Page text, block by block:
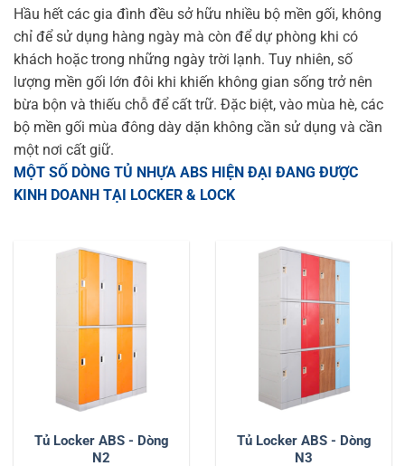
Hầu hết các gia đình đều sở hữu nhiều bộ mền gối, không
chỉ để sử dụng hàng ngày mà còn để dự phòng khi có
khách hoặc trong những ngày trời lạnh. Tuy nhiên, số
lượng mền gối lớn đôi khi khiến không gian sống trở nên
bừa bộn và thiếu chỗ để cất trữ. Đặc biệt, vào mùa hè, các
bộ mền gối mùa đông dày dặn không cần sử dụng và cần
một nơi cất giữ.
MỘT SỐ DÒNG TỦ NHỰA ABS HIỆN ĐẠI ĐANG ĐƯỢC
KINH DOANH TẠI LOCKER & LOCK
Tủ Locker ABS - Dòng
N2
Tủ Locker ABS - Dòng
N3